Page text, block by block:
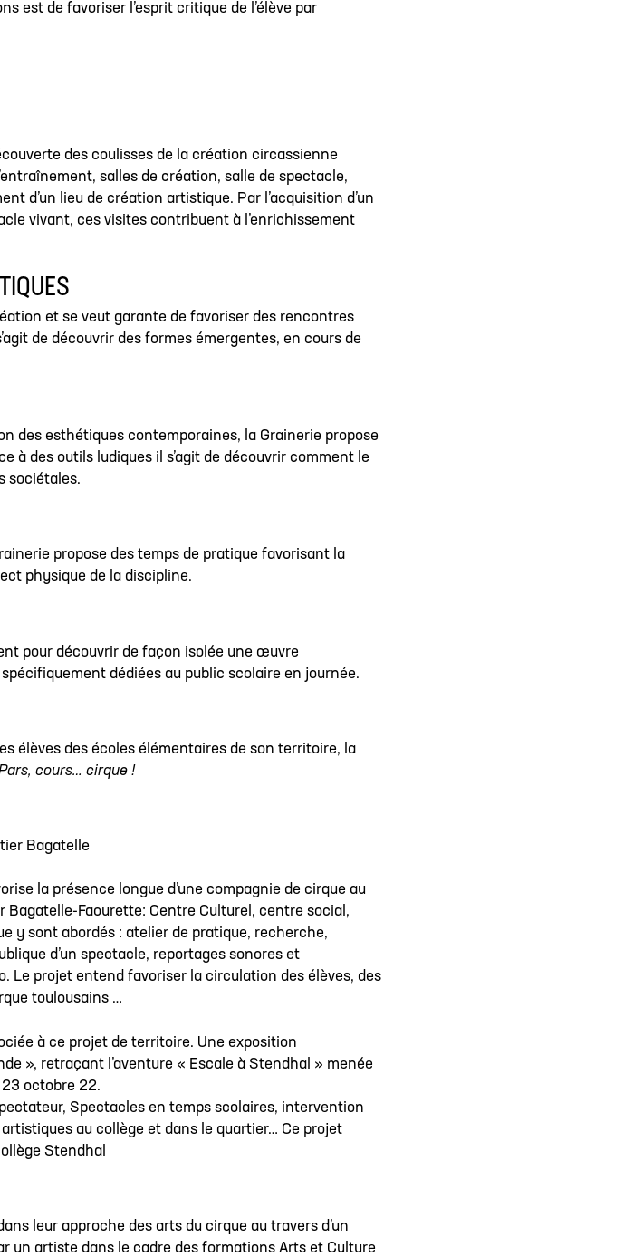
est de favoriser l’esprit critique de l’élève par
des coulisses de la création circassienne
salles de création, salle de spectacle,
d’un lieu de création artistique. Par l’acquisition d’un
vivant, ces visites contribuent à l’enrichissement
et se veut garante de favoriser des rencontres
de découvrir des formes émergentes, en cours de
des esthétiques contemporaines, la Grainerie propose
à des outils ludiques il s’agit de découvrir comment le
sociétales.
propose des temps de pratique favorisant la
physique de la discipline.
pour découvrir de façon isolée une œuvre
dédiées au public scolaire en journée.
élèves des écoles élémentaires de son territoire, la
cours… cirque !
Bagatelle
la présence longue d’une compagnie de cirque au
Bagatelle-Faourette: Centre Culturel, centre social,
y sont abordés : atelier de pratique, recherche,
d’un spectacle, reportages sonores et
Le projet entend favoriser la circulation des élèves, des
toulousains …
à ce projet de territoire. Une exposition
», retraçant l’aventure « Escale à Stendhal » menée
octobre 22.
Spectacles en temps scolaires, intervention
au collège et dans le quartier… Ce projet
Stendhal
leur approche des arts du cirque au travers d’un
un artiste dans le cadre des formations Arts et Culture